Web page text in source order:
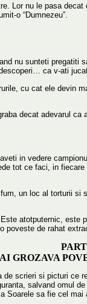
Lor nu le pasa
o “Dumnezeu”.
nu sunteti
ca v-ati
cu cat ele devin
decat adevarul ca
in vedere
tot ce faci, in
un loc al torturii
atotputernic,
de rahat
GROZAVA
scrieri si picturi
salvand omul
Soarele sa fie cel mai